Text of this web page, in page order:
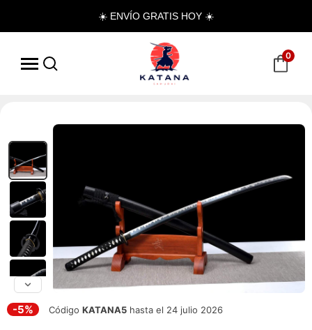
☀️ ENVÍO GRATIS HOY ☀️
0
-5% Código KATANA5 hasta el 24 julio 2026